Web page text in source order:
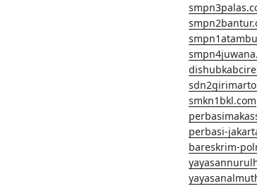
smkn1bkl.com
perbasi-
bareskrim-